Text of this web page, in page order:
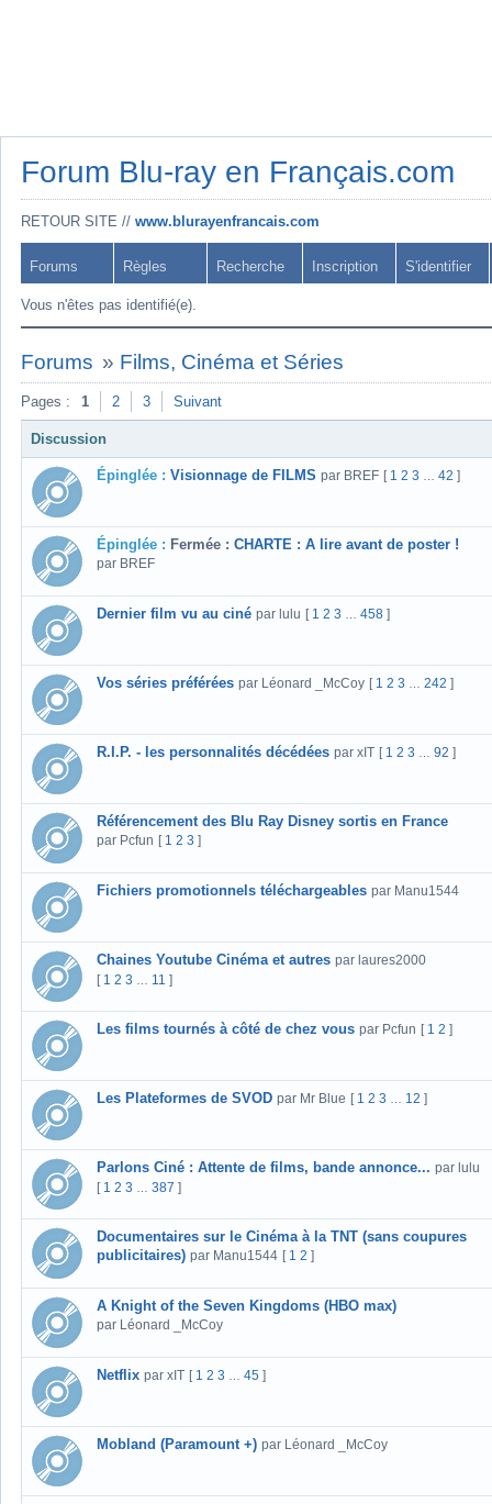
Forum Blu-ray en Français.com
RETOUR SITE // www.blurayenfrancais.com
Forums Règles Recherche Inscription S'identifier
Vous n'êtes pas identifié(e).
Forums » Films, Cinéma et Séries
Pages : 1 2 3 Suivant
Discussion
Épinglée : Visionnage de FILMS par BREF [ 1 2 3 42 ]
Épinglée : Fermée : CHARTE : A lire avant de poster !
par BREF
Dernier film vu au ciné par lulu [ 1 2 3 458 ]
Vos séries préférées par Léonard _McCoy [ 1 2 3 242 ]
R.I.P. - les personnalités décédées par xIT [ 1 2 3 92 ]
Référencement des Blu Ray Disney sortis en France
par Pcfun [ 1 2 3 ]
Fichiers promotionnels téléchargeables par Manu1544
Chaines Youtube Cinéma et autres par laures2000
[ 1 2 3 11 ]
Les films tournés à côté de chez vous par Pcfun [ 1 2 ]
Les Plateformes de SVOD par Mr Blue [ 1 2 3 12 ]
Parlons Ciné : Attente de films, bande annonce... par lulu
[ 1 2 3 387 ]
Documentaires sur le Cinéma à la TNT (sans coupures
publicitaires) par Manu1544 [ 1 2 ]
A Knight of the Seven Kingdoms (HBO max)
par Léonard _McCoy
Netflix par xIT [ 1 2 3 45 ]
Mobland (Paramount +) par Léonard _McCoy